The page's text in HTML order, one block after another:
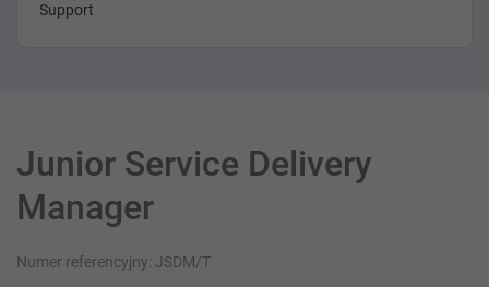
Support
Junior Service Delivery
Manager
Numer referencyjny: JSDM/T